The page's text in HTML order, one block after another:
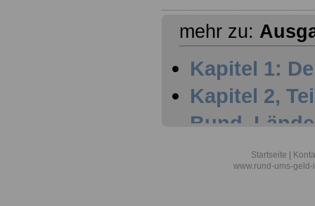
mehr zu:
Kapitel 1:
Kapitel 2,
Bund,
Kapitel 2,
Startseite
www.rund-ums-